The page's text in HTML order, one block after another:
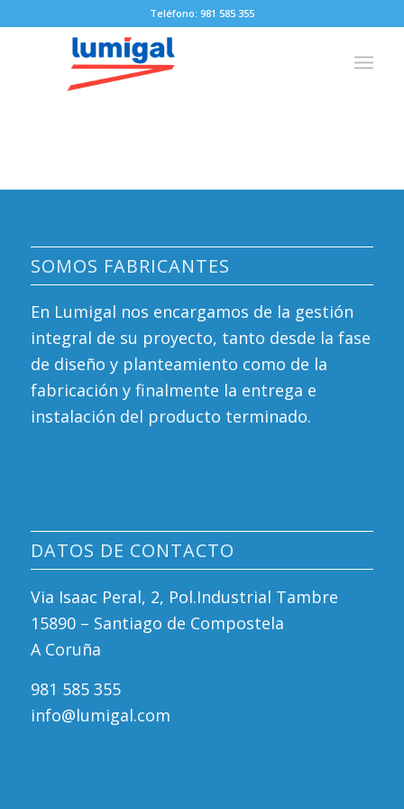
Teléfono: 981 585 355
SOMOS FABRICANTES
En Lumigal nos encargamos de la gestión
integral de su proyecto, tanto desde la fase
de diseño y planteamiento como de la
fabricación y finalmente la entrega e
instalación del producto terminado.
DATOS DE CONTACTO
Via Isaac Peral, 2, Pol.Industrial Tambre
15890 – Santiago de Compostela
A Coruña
981 585 355
info@lumigal.com